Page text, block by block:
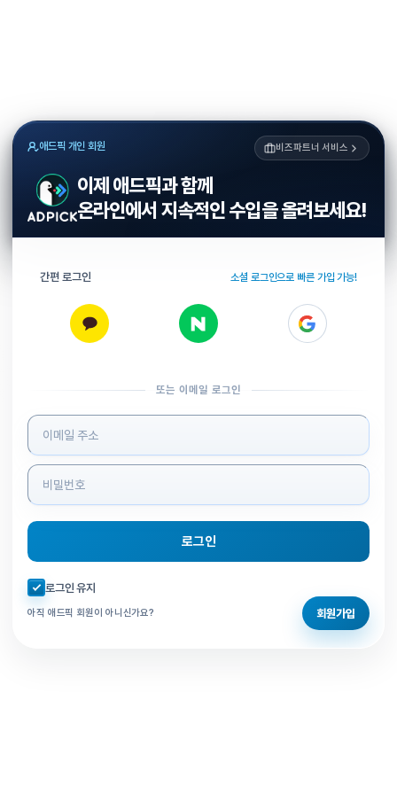
애드픽 개인 회원 비즈파트너 서비스
이제 애드픽과 함께
온라인에서 지속적인 수입을 올려보세요!
간편 로그인 소셜 로그인으로 빠른 가입 가능!
또는 이메일 로그인
로그인 정보 입력
로그인
자동로그인 체크
로그인 유지
아직 애드픽 회원이 아니신가요? 회원가입